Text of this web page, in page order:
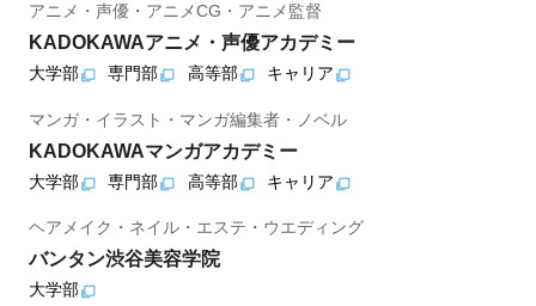
アニメ・声優・アニメCG・アニメ監督
KADOKAWAアニメ・声優アカデミー
大学部 専門部 高等部 キャリア
マンガ・イラスト・マンガ編集者・ノベル
KADOKAWAマンガアカデミー
大学部 専門部 高等部 キャリア
ヘアメイク・ネイル・エステ・ウエディング
バンタン渋谷美容学院
大学部